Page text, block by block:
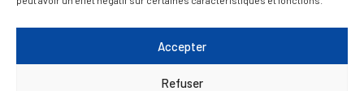
Accepter
Refuser
A FEUILLETER !